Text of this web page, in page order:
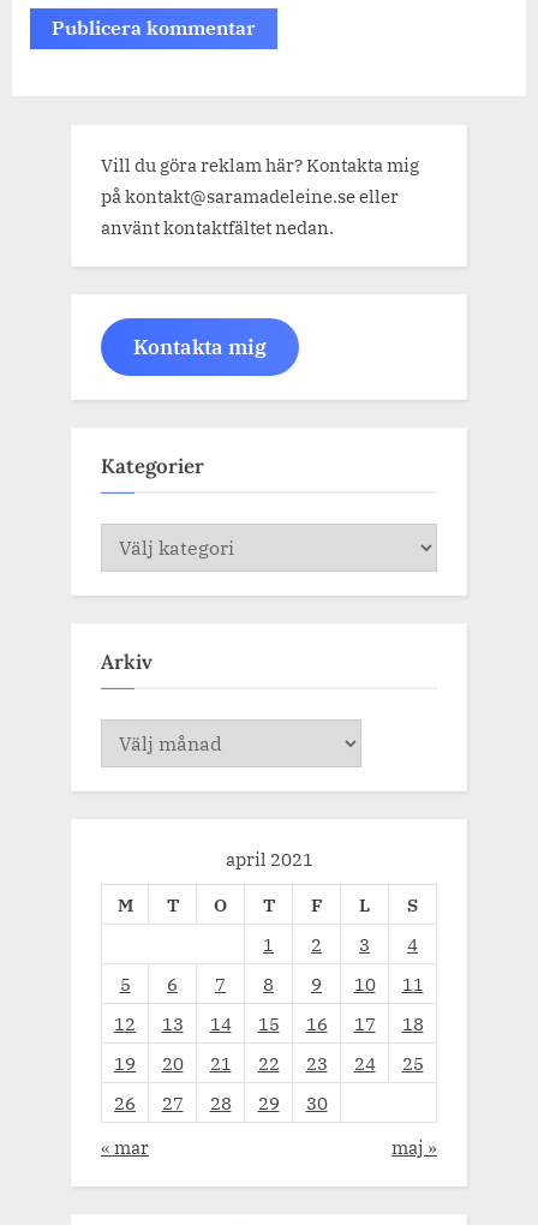
Vill du göra reklam här? Kontakta mig
på kontakt@saramadeleine.se eller
använt kontaktfältet nedan.
Kontakta mig
Kategorier
Kategorier
Arkiv
Arkiv
april 2021
M
T O T F L
S
1
2 3
4
5
6 7 8 9 10
11
12
13 14 15 16 17
18
19
20 21 22 23 24
25
26
27 28 29
30
« mar
maj »